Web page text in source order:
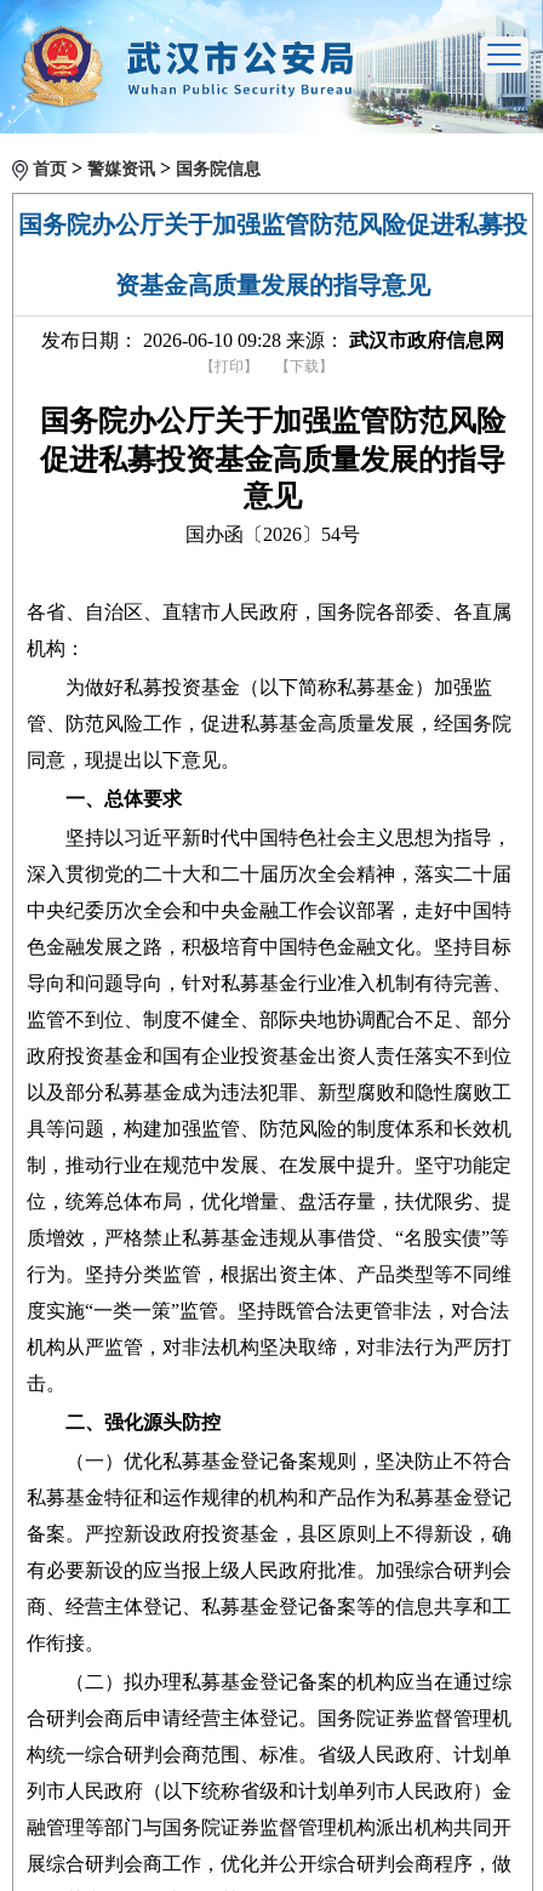
首页 > 警媒资讯 > 国务院信息
国务院办公厅关于加强监管防范风险促进私募投
资基金高质量发展的指导意见
发布日期： 2026-06-10 09:28 来源： 武汉市政府信息网
【打印】 【下载】
国务院办公厅关于加强监管防范风险
促进私募投资基金高质量发展的指导
意见
国办函〔2026〕54号
各省、自治区、直辖市人民政府，国务院各部委、各直属
机构：
为做好私募投资基金（以下简称私募基金）加强监
管、防范风险工作，促进私募基金高质量发展，经国务院
同意，现提出以下意见。
一、总体要求
坚持以习近平新时代中国特色社会主义思想为指导，
深入贯彻党的二十大和二十届历次全会精神，落实二十届
中央纪委历次全会和中央金融工作会议部署，走好中国特
色金融发展之路，积极培育中国特色金融文化。坚持目标
导向和问题导向，针对私募基金行业准入机制有待完善、
监管不到位、制度不健全、部际央地协调配合不足、部分
政府投资基金和国有企业投资基金出资人责任落实不到位
以及部分私募基金成为违法犯罪、新型腐败和隐性腐败工
具等问题，构建加强监管、防范风险的制度体系和长效机
制，推动行业在规范中发展、在发展中提升。坚守功能定
位，统筹总体布局，优化增量、盘活存量，扶优限劣、提
质增效，严格禁止私募基金违规从事借贷、“名股实债”等
行为。坚持分类监管，根据出资主体、产品类型等不同维
度实施“一类一策”监管。坚持既管合法更管非法，对合法
机构从严监管，对非法机构坚决取缔，对非法行为严厉打
击。
二、强化源头防控
（一）优化私募基金登记备案规则，坚决防止不符合
私募基金特征和运作规律的机构和产品作为私募基金登记
备案。严控新设政府投资基金，县区原则上不得新设，确
有必要新设的应当报上级人民政府批准。加强综合研判会
商、经营主体登记、私募基金登记备案等的信息共享和工
作衔接。
（二）拟办理私募基金登记备案的机构应当在通过综
合研判会商后申请经营主体登记。国务院证券监督管理机
构统一综合研判会商范围、标准。省级人民政府、计划单
列市人民政府（以下统称省级和计划单列市人民政府）金
融管理等部门与国务院证券监督管理机构派出机构共同开
展综合研判会商工作，优化并公开综合研判会商程序，做